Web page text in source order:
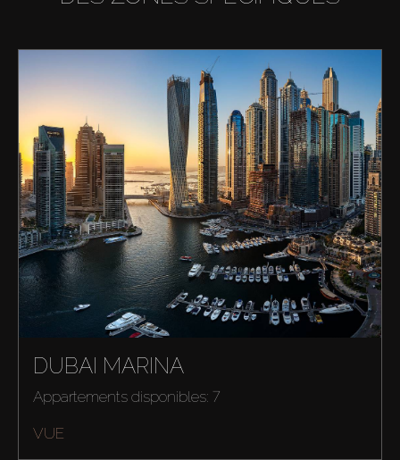
DUBAI MARINA
Appartements disponibles: 7
VUE